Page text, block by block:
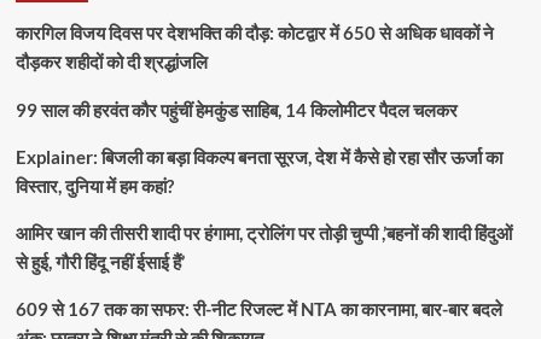
कारगिल विजय दिवस पर देशभक्ति की दौड़: कोटद्वार में 650 से अधिक धावकों ने
दौड़कर शहीदों को दी श्रद्धांजलि
99 साल की हरवंत कौर पहुंचीं हेमकुंड साहिब, 14 किलोमीटर पैदल चलकर
Explainer: बिजली का बड़ा विकल्प बनता सूरज, देश में कैसे हो रहा सौर ऊर्जा का
विस्तार, दुनिया में हम कहां?
आमिर खान की तीसरी शादी पर हंगामा, ट्रोलिंग पर तोड़ी चुप्पी ,’बहनों की शादी हिंदुओं
से हुई, गौरी हिंदू नहीं ईसाई हैं’
609 से 167 तक का सफर: री-नीट रिजल्ट में NTA का कारनामा, बार-बार बदले